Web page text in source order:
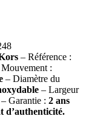
– Référence :
:
– Diamètre du
– Largeur
– Garantie : 2 ans
d’authenticité.